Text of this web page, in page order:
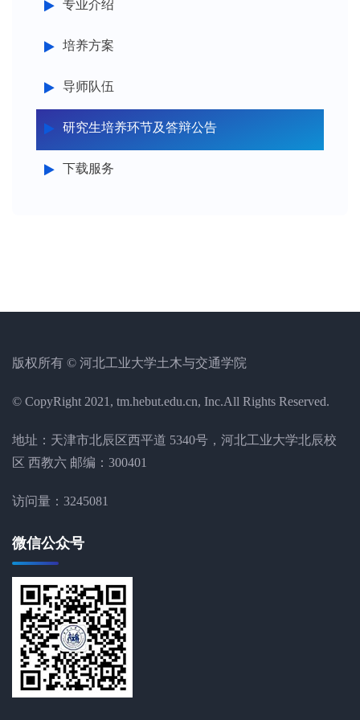
专业介绍
培养方案
导师队伍
研究生培养环节及答辩公告
下载服务
版权所有 © 河北工业大学土木与交通学院
© CopyRight 2021, tm.hebut.edu.cn, Inc.All Rights Reserved.
地址：天津市北辰区西平道 5340号，河北工业大学北辰校
区 西教六 邮编：300401
访问量： 3245081
微信公众号